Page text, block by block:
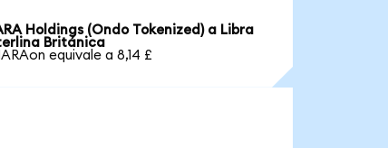
Holdings (Ondo Tokenized) a Libra
Británica
equivale a 8,14 £